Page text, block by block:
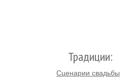
Традиции:
Сценарии свадьбы